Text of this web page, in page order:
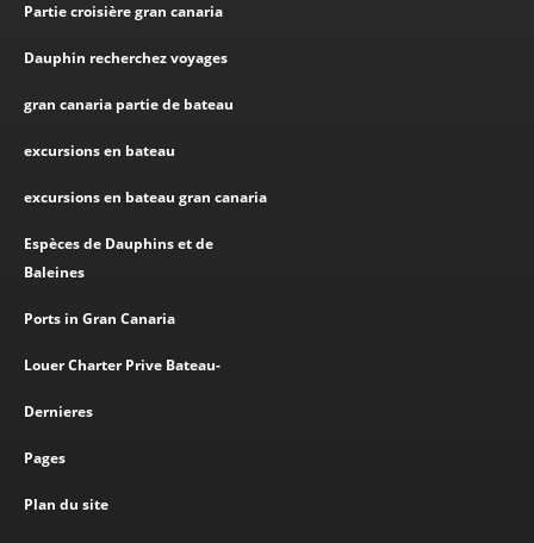
Partie croisière gran canaria
Dauphin recherchez voyages
gran canaria partie de bateau
excursions en bateau
excursions en bateau gran canaria
Espèces de Dauphins et de
Baleines
Ports in Gran Canaria
Louer Charter Prive Bateau-
Dernieres
Pages
Plan du site